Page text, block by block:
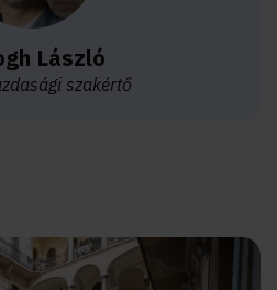
László
szakértő